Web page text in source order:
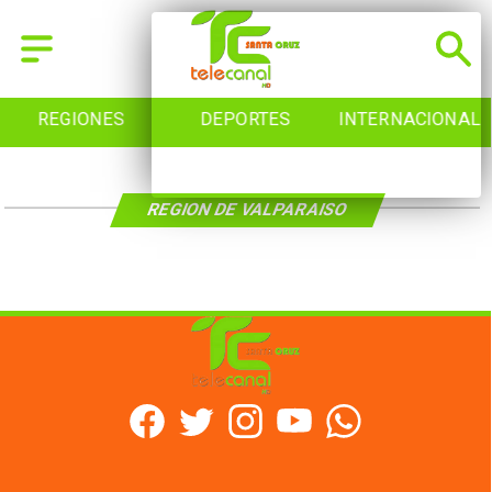
REGIONES DEPORTES INTERNACIONAL
REGION DE VALPARAISO